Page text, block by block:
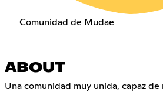
Comunidad de Mudae
ABOUT
Una comunidad muy unida, capaz